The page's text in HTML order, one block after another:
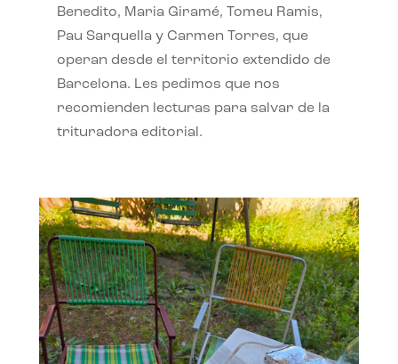
Benedito, Maria Giramé, Tomeu Ramis,
Pau Sarquella y Carmen Torres, que
operan desde el territorio extendido de
Barcelona. Les pedimos que nos
recomienden lecturas para salvar de la
trituradora editorial.